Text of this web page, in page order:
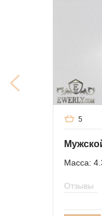
5
Масса:
Отзывы